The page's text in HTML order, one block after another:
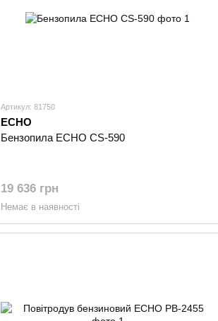
Артикул: 81750
ECHO
Бензопила ECHO CS-590
19 636 грн
Немає в наявності